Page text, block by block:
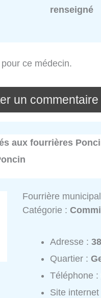
renseigné
ce médecin.
un
aux fourrières
Fourrière
Catégorie :
Adresse :
Quartier :
Téléphone :
Site internet